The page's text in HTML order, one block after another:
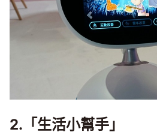
2.「生活小幫手」